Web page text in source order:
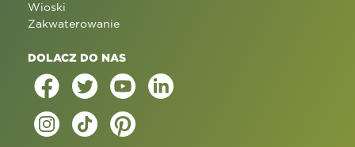
Wioski
Zakwaterowanie
DOLACZ DO NAS